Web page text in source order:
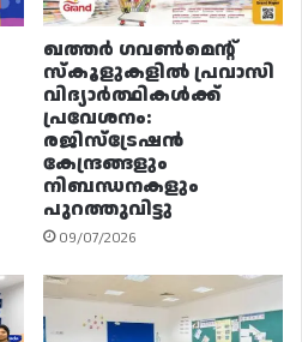
ഖത്തർ ഗവൺമെന്റ്
സ്കൂളുകളിൽ പ്രവാസി
വിദ്യാർത്ഥികൾക്ക്
പ്രവേശനം:
രജിസ്ട്രേഷൻ
കേന്ദ്രങ്ങളും
നിബന്ധനകളും
പുറത്തുവിട്ടു
09/07/2026